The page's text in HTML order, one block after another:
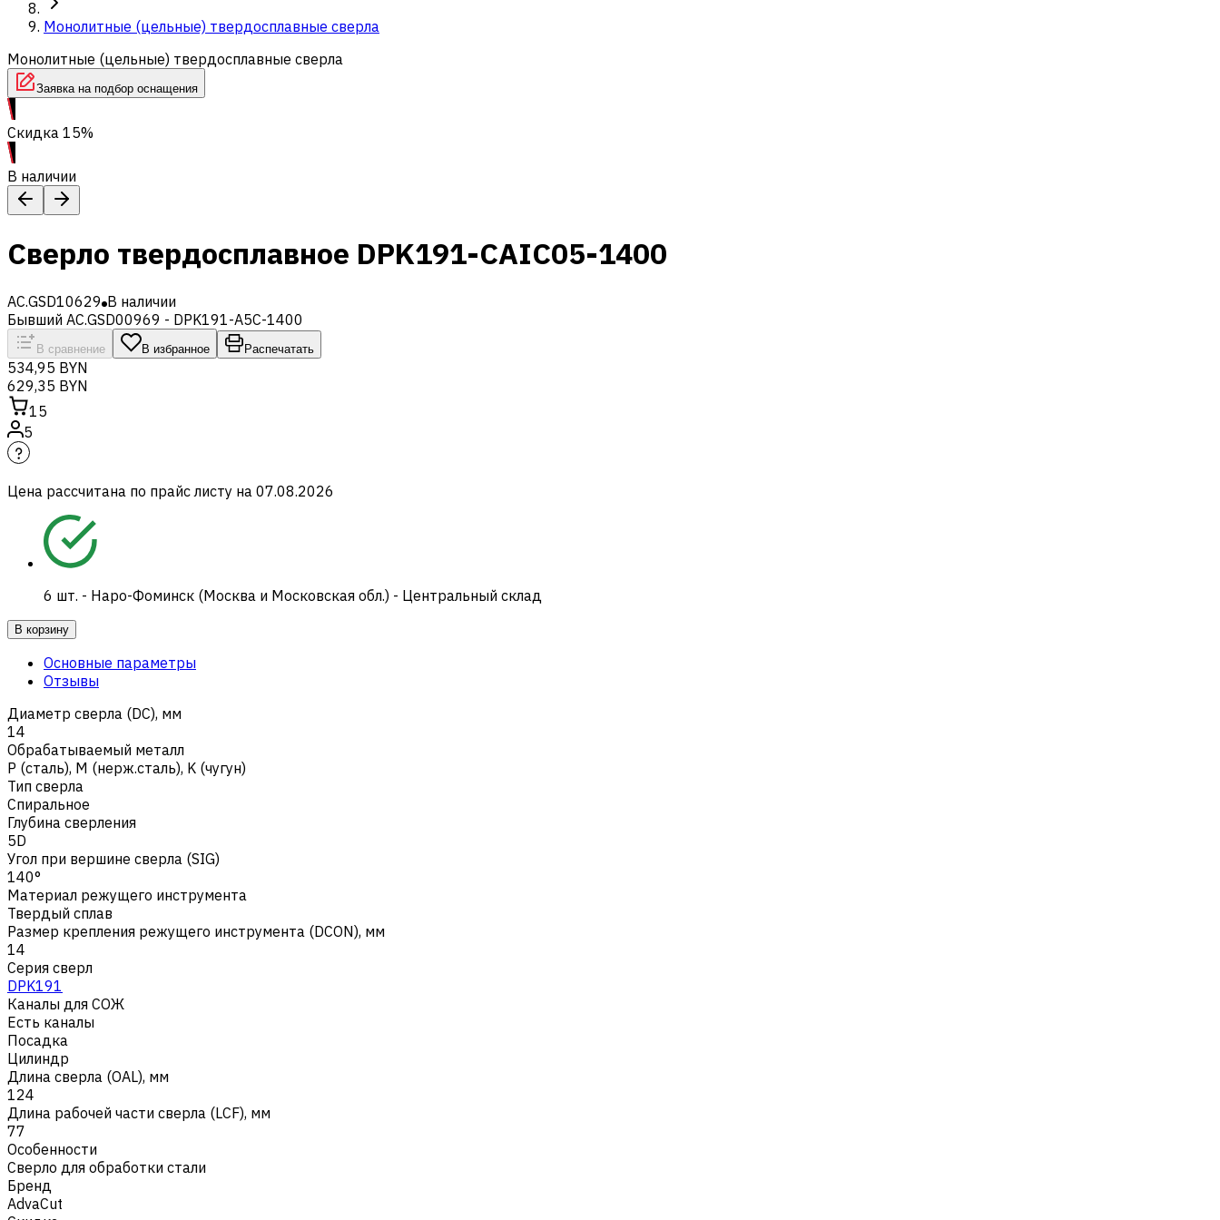
Монолитные (цельные) твердосплавные сверла
Монолитные (цельные) твердосплавные сверла
Заявка на подбор оснащения
Скидка 15%
В наличии
Сверло твердосплавное DPK191-CAIC05-1400
AC.GSD10629 В наличии
Бывший AC.GSD00969 - DPK191-A5C-1400
В сравнение В избранное Распечатать
534,95 BYN
629,35 BYN
15
5
Цена рассчитана по прайс листу на 07.08.2026
6 шт. - Наро-Фоминск (Москва и Московская обл.) - Центральный склад
В корзину
Основные параметры
Отзывы
Диаметр сверла (DC), мм
14
Обрабатываемый металл
Р (сталь), M (нерж.сталь), K (чугун)
Тип сверла
Спиральное
Глубина сверления
5D
Угол при вершине сверла (SIG)
140°
Материал режущего инструмента
Твердый сплав
Размер крепления режущего инструмента (DCON), мм
14
Серия сверл
DPK191
Каналы для СОЖ
Есть каналы
Посадка
Цилиндр
Длина сверла (OAL), мм
124
Длина рабочей части сверла (LCF), мм
77
Особенности
Сверло для обработки стали
Бренд
AdvaCut